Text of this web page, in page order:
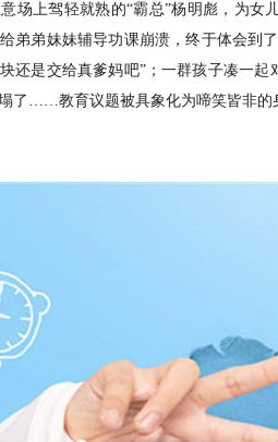
场上驾轻就熟的“霸总”杨明彪，为女
弟弟妹妹辅导功课崩溃，终于体会到
还是交给真爹妈吧”；一群孩子凑一
了……教育议题被具象化为啼笑皆非的